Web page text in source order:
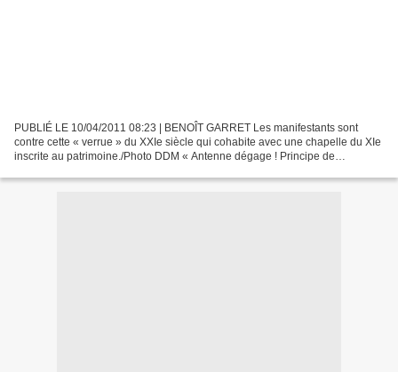
PUBLIÉ LE 10/04/2011 08:23 | BENOÎT GARRET Les manifestants sont
contre cette « verrue » du XXIe siècle qui cohabite avec une chapelle du XIe
inscrite au patrimoine./Photo DDM « Antenne dégage ! Principe de